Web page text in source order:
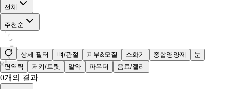
전체
추천순
상세 필터 뼈/관절 피부&모질 소화기 종합영양제
눈
면역력
저키/트릿 알약 파우더 음료/젤리
0개의 결과